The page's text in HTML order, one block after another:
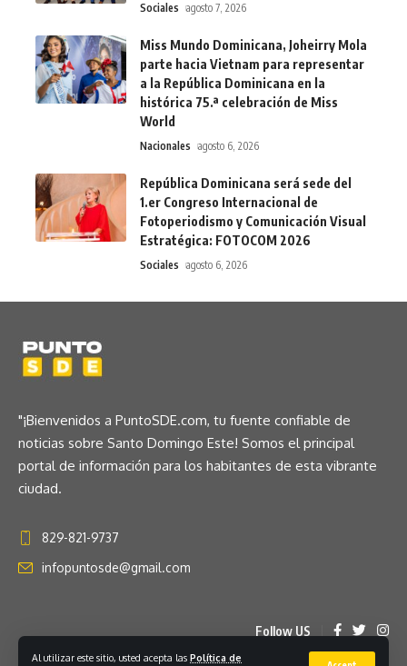
Al utilizar este sitio, usted acepta las Política de
Sociales agosto 7, 2026
Miss Mundo Dominicana, Joheirry Mola
parte hacia Vietnam para representar
a la República Dominicana en la
histórica 75.ª celebración de Miss
World
Nacionales agosto 6, 2026
República Dominicana será sede del
1.er Congreso Internacional de
Fotoperiodismo y Comunicación Visual
Estratégica: FOTOCOM 2026
Sociales agosto 6, 2026
"¡Bienvenidos a PuntoSDE.com, tu fuente confiable de
noticias sobre Santo Domingo Este! Somos el principal
portal de información para los habitantes de esta vibrante
ciudad.
829-821-9737
infopuntosde@gmail.com
Follow US